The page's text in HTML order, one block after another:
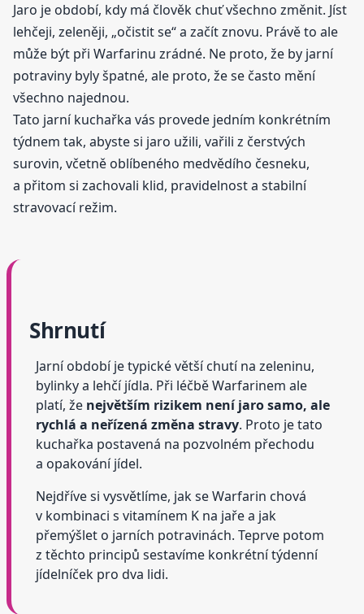
Jaro je období, kdy má člověk chuť všechno změnit. Jíst
lehčeji, zeleněji, „očistit se“ a začít znovu. Právě to ale
může být při Warfarinu zrádné. Ne proto, že by jarní
potraviny byly špatné, ale proto, že se často mění
všechno najednou.
Tato jarní kuchařka vás provede jedním konkrétním
týdnem tak, abyste si jaro užili, vařili z čerstvých
surovin, včetně oblíbeného medvědího česneku,
a přitom si zachovali klid, pravidelnost a stabilní
stravovací režim.
Shrnutí
Jarní období je typické větší chutí na zeleninu,
bylinky a lehčí jídla. Při léčbě Warfarinem ale
platí, že největším rizikem není jaro samo, ale
rychlá a neřízená změna stravy. Proto je tato
kuchařka postavená na pozvolném přechodu
a opakování jídel.
Nejdříve si vysvětlíme, jak se Warfarin chová
v kombinaci s vitamínem K na jaře a jak
přemýšlet o jarních potravinách. Teprve potom
z těchto principů sestavíme konkrétní týdenní
jídelníček pro dva lidi.